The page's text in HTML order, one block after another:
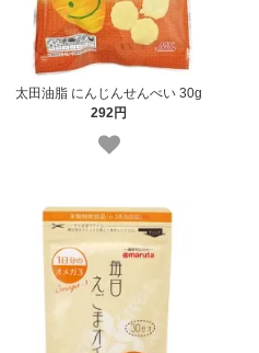
太田油脂 にんじんせんべい 30g
292円